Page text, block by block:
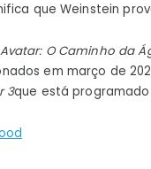
que Weinstein
Avatar: O Caminho da
em março de
3que está